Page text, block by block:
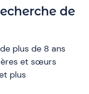
de
plus de 8 ans
et sœurs
plus